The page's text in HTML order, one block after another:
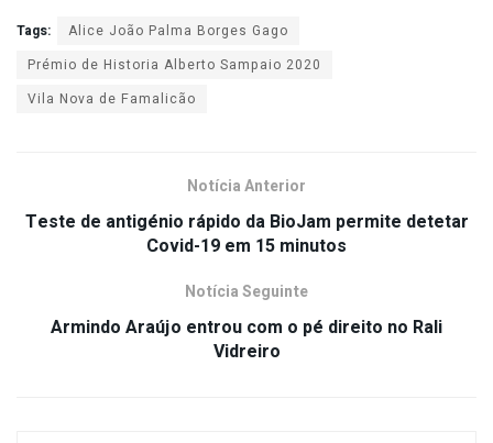
Tags:
Alice João Palma Borges Gago
Prémio de Historia Alberto Sampaio 2020
Vila Nova de Famalicão
Notícia Anterior
Teste de antigénio rápido da BioJam permite detetar
Covid-19 em 15 minutos
Notícia Seguinte
Armindo Araújo entrou com o pé direito no Rali
Vidreiro